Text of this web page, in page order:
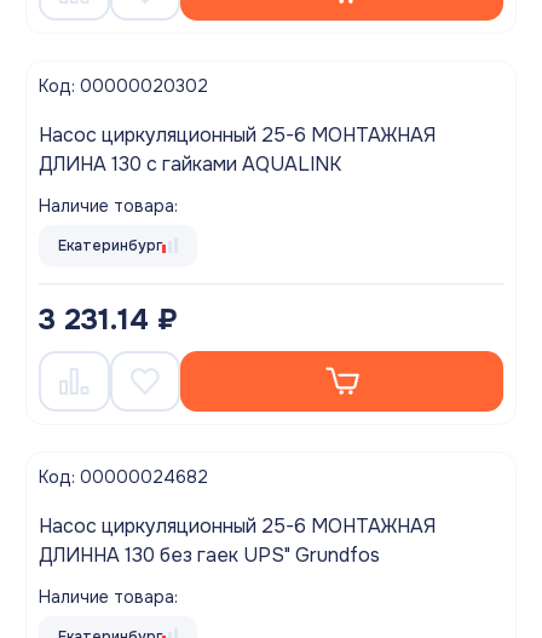
Код: 00000020302
Насос циркуляционный 25-6 МОНТАЖНАЯ
ДЛИНА 130 с гайками AQUALINK
Наличие товара:
Екатеринбург
3 231.14 ₽
Код: 00000024682
Насос циркуляционный 25-6 МОНТАЖНАЯ
ДЛИННА 130 без гаек UPS" Grundfos
Наличие товара: